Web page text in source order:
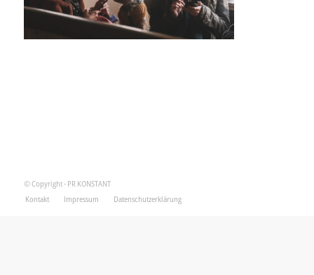
© Copyright - PR KONSTANT
Kontakt
Impressum Datenschutzerklärung